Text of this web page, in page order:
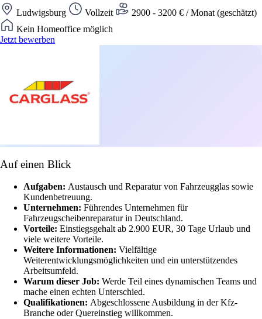
Ludwigsburg Vollzeit
2900 - 3200 € / Monat (geschätzt)
Kein Homeoffice möglich
Jetzt bewerben
Auf einen Blick
Aufgaben: Austausch und Reparatur von Fahrzeugglas sowie
Kundenbetreuung.
Unternehmen: Führendes Unternehmen für
Fahrzeugscheibenreparatur in Deutschland.
Vorteile: Einstiegsgehalt ab 2.900 EUR, 30 Tage Urlaub und
viele weitere Vorteile.
Weitere Informationen: Vielfältige
Weiterentwicklungsmöglichkeiten und ein unterstützendes
Arbeitsumfeld.
Warum dieser Job: Werde Teil eines dynamischen Teams und
mache einen echten Unterschied.
Qualifikationen: Abgeschlossene Ausbildung in der Kfz-
Branche oder Quereinstieg willkommen.